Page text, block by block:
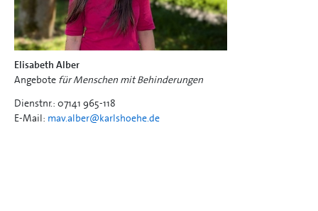
Elisabeth Alber
Angebote für Menschen mit Behinderungen
Dienstnr.: 07141 965-118
E-Mail: mav.alber@karlshoehe.de